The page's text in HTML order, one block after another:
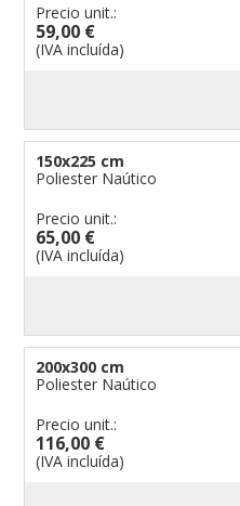
Precio unit.:
59,00 €
(IVA incluída)
150x225 cm
Poliester Naútico
Precio unit.:
65,00 €
(IVA incluída)
200x300 cm
Poliester Naútico
Precio unit.:
116,00 €
(IVA incluída)